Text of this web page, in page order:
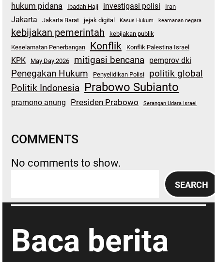
hukum pidana
Ibadah Haji investigasi polisi Iran
Jakarta Jakarta Barat jejak digital Kasus Hukum keamanan negara
kebijakan pemerintah
kebijakan publik
Keselamatan Penerbangan
Konflik Konflik Palestina Israel
KPK May Day 2026 mitigasi bencana pemprov dki
Penegakan Hukum Penyelidikan Polisi
politik global
Politik Indonesia Prabowo Subianto
pramono anung Presiden Prabowo Serangan Udara Israel
COMMENTS
No comments to show.
a
c
SEARCH
Baca berita